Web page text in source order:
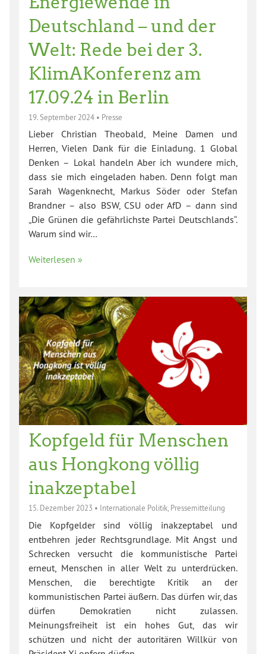
Deutschland – und der
Welt: Rede bei der 3.
KlimAKonferenz am
17.09.24 in Berlin
19. September 2024 • Presse
Lieber Christian Theobald, Meine Damen und
Herren, Vielen Dank für die Einladung. 1 Global
Denken – Lokal handeln Aber ich wundere mich,
dass sie mich eingeladen haben. Denn folgt man
Sarah Wagenknecht, Markus Söder oder Stefan
Brandner – also BSW, CSU oder AfD – dann sind
„Die Grünen die gefährlichste Partei Deutschlands“.
Warum sind wir…
Weiterlesen »
Kopfgeld für Menschen
aus Hongkong völlig
inakzeptabel
15. Dezember 2023 • Internationale Politik, Pressemitteilung
Die Kopfgelder sind völlig inakzeptabel und
entbehren jeder Rechtsgrundlage. Mit Angst und
Schrecken versucht die kommunistische Partei
erneut, Menschen in aller Welt zu unterdrücken.
Menschen, die berechtigte Kritik an der
kommunistischen Partei äußern. Das dürfen wir, das
dürfen Demokratien nicht zulassen.
Meinungsfreiheit ist ein hohes Gut, das wir
schützen und nicht der autoritären Willkür von